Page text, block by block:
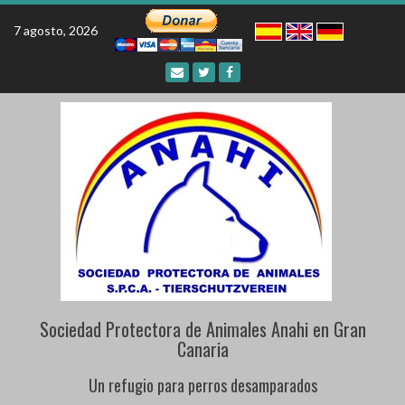
Skip
7 agosto, 2026
Sociedad Protectora de Animales Anahi en Gran
Canaria
Un refugio para perros desamparados